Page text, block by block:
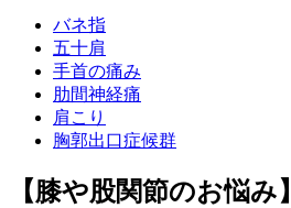
バネ指
五十肩
手首の痛み
肋間神経痛
肩こり
胸郭出口症候群
【膝や股関節のお悩み】